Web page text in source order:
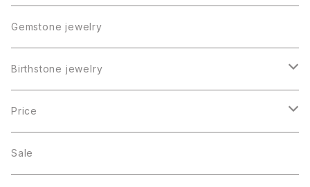
Gemstone jewelry
Birthstone jewelry
１月・ガーネット
２月・アメジスト
Price
～5000円
Sale